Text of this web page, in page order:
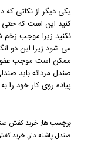
یکی دیگر از نکاتی
کنید این است که حتی
نکنید زیرا موجب
می شود زیرا این دو
ممکن است موجب
صندل مردانه باید
پیاده روی کار خود را
برچسب ها: خرید کفش
صندل پاشنه دار,خرید